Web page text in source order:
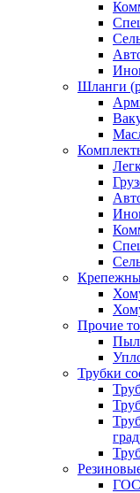
Шланги
Прочие
Трубки